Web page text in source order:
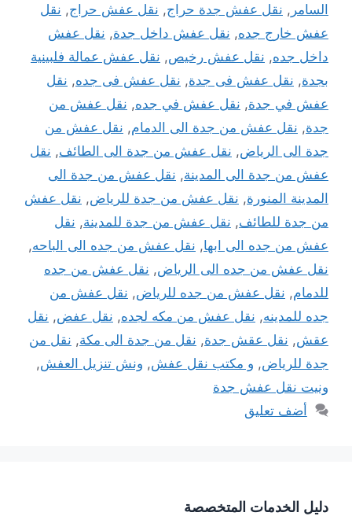
السامر , نقل عفش جدة حراج, نقل عفش حراج, نقل
عفش خارج جده, نقل عفش داخل جدة, نقل عفش
داخل جده, نقل عفش رخيص, نقل عفش عمالة فلبينية
بجدة, نقل عفش فى جدة, نقل عفش فى جده, نقل
عفش في جدة, نقل عفش في جده, نقل عفش من
جدة, نقل عفش من جدة الى الدمام, نقل عفش من
جدة الى الرياض, نقل عفش من جدة الى الطائف, نقل
عفش من جدة الى المدينة, نقل عفش من جدة الى
المدينة المنورة, نقل عفش من جدة للرياض, نقل عفش
من جدة للطائف, نقل عفش من جدة للمدينة, نقل
عفش من جده الى ابها, نقل عفش من جده الى الباحه,
نقل عفش من جده الى الرياض, نقل عفش من جده
للدمام, نقل عفش من جده للرياض, نقل عفش من
جده للمدينه, نقل عفش من مكه لجده, نقل عفض, نقل
عقش, نقل عقش جدة, نقل من جدة الى مكة, نقل من
جدة للرياض, و مكتب نقل عفش, ونش تنزيل العفش,
ونيت نقل عفش جدة
أضف تعليق
دليل الخدمات المتخصصة